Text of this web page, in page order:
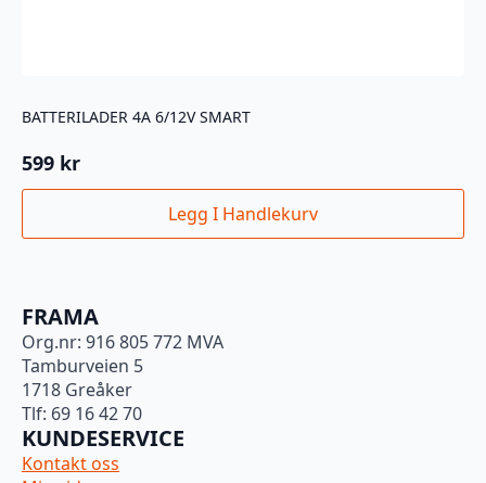
BATTERILADER 4A 6/12V SMART
599 kr
Legg I Handlekurv
FRAMA
Org.nr: 916 805 772 MVA
Tamburveien 5
1718 Greåker
Tlf: 69 16 42 70
KUNDESERVICE
Kontakt oss